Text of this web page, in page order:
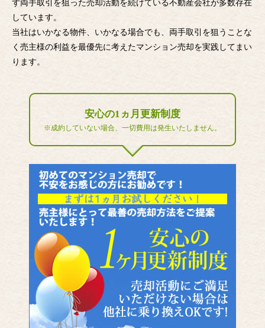
ず両手取引を狙った売却活動を続けている不動産会社が多数存在
しています。
当社はいかなる物件、いかなる場合でも、両手取引を狙うことな
く売主様の利益を最優先に考えたマンション売却を実践してまい
ります。
安心の1ヵ月更新制度
※成約していない場合、一切費用は発生いたしません。